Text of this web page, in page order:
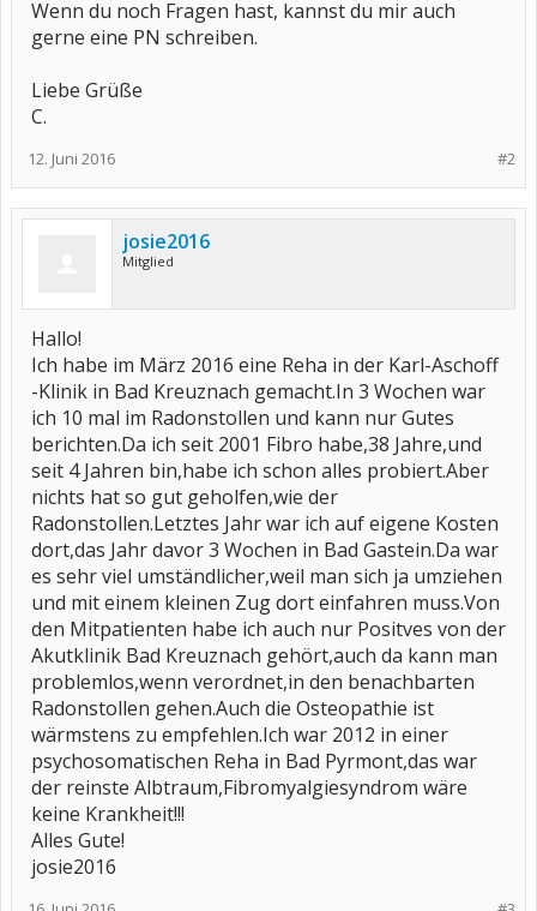
Wenn du noch Fragen hast, kannst du mir auch
gerne eine PN schreiben.
Liebe Grüße
C.
#2
12. Juni 2016
josie2016
Mitglied
Hallo!
Ich habe im März 2016 eine Reha in der Karl-Aschoff
-Klinik in Bad Kreuznach gemacht.In 3 Wochen war
ich 10 mal im Radonstollen und kann nur Gutes
berichten.Da ich seit 2001 Fibro habe,38 Jahre,und
seit 4 Jahren bin,habe ich schon alles probiert.Aber
nichts hat so gut geholfen,wie der
Radonstollen.Letztes Jahr war ich auf eigene Kosten
dort,das Jahr davor 3 Wochen in Bad Gastein.Da war
es sehr viel umständlicher,weil man sich ja umziehen
und mit einem kleinen Zug dort einfahren muss.Von
den Mitpatienten habe ich auch nur Positves von der
Akutklinik Bad Kreuznach gehört,auch da kann man
problemlos,wenn verordnet,in den benachbarten
Radonstollen gehen.Auch die Osteopathie ist
wärmstens zu empfehlen.Ich war 2012 in einer
psychosomatischen Reha in Bad Pyrmont,das war
der reinste Albtraum,Fibromyalgiesyndrom wäre
keine Krankheit!!!
Alles Gute!
josie2016